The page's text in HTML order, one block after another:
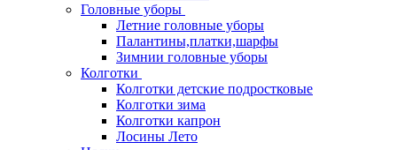
Головные уборы
Летние головные уборы
Палантины,платки,шарфы
Зимнии головные уборы
Колготки
Колготки детские подростковые
Колготки зима
Колготки капрон
Лосины Лето